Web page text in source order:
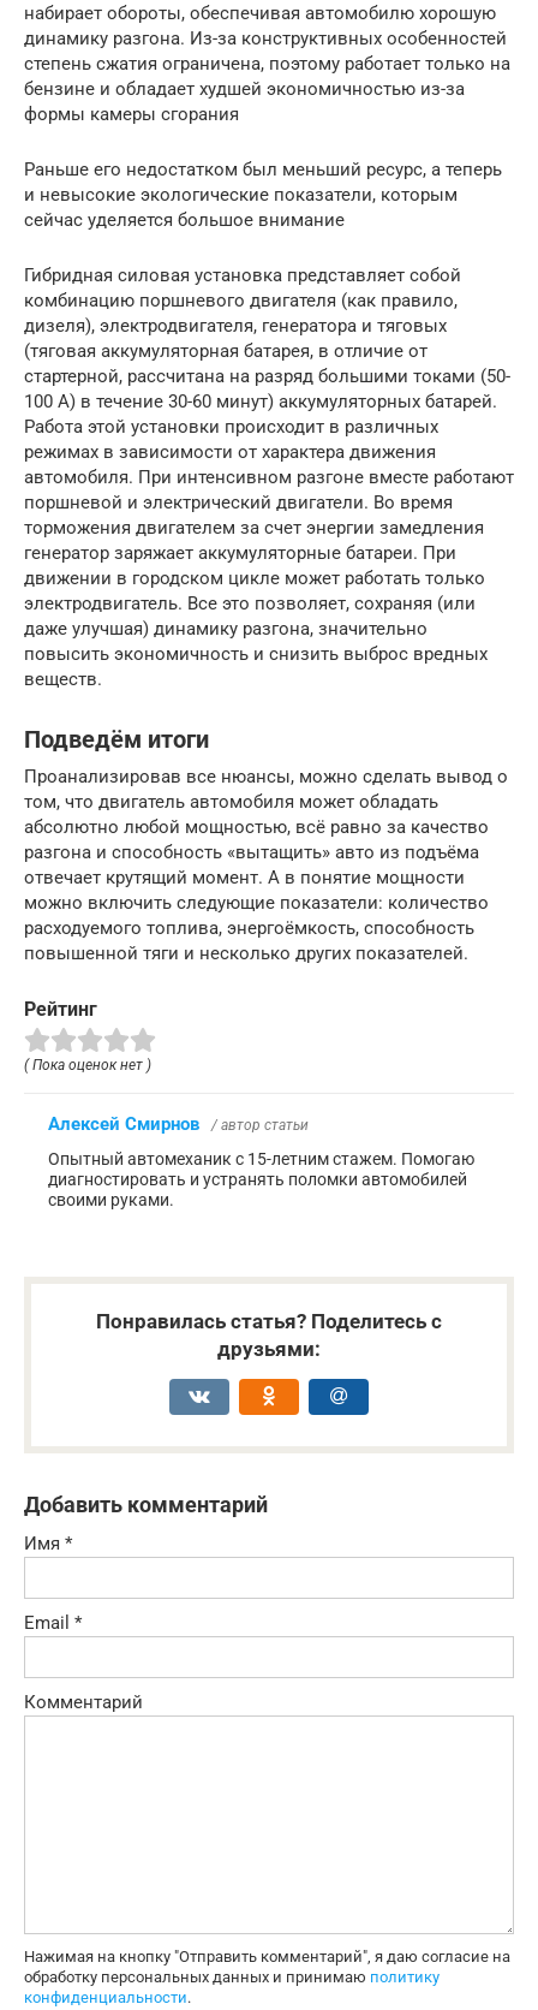
набирает обороты, обеспечивая автомобилю хорошую
динамику разгона. Из-за конструктивных особенностей
степень сжатия ограничена, поэтому работает только на
бензине и обладает худшей экономичностью из-за
формы камеры сгорания
Раньше его недостатком был меньший ресурс, а теперь
и невысокие экологические показатели, которым
сейчас уделяется большое внимание
Гибридная силовая установка представляет собой
комбинацию поршневого двигателя (как правило,
дизеля), электродвигателя, генератора и тяговых
(тяговая аккумуляторная батарея, в отличие от
стартерной, рассчитана на разряд большими токами (50-
100 А) в течение 30-60 минут) аккумуляторных батарей.
Работа этой установки происходит в различных
режимах в зависимости от характера движения
автомобиля. При интенсивном разгоне вместе работают
поршневой и электрический двигатели. Во время
торможения двигателем за счет энергии замедления
генератор заряжает аккумуляторные батареи. При
движении в городском цикле может работать только
электродвигатель. Все это позволяет, сохраняя (или
даже улучшая) динамику разгона, значительно
повысить экономичность и снизить выброс вредных
веществ.
Подведём итоги
Проанализировав все нюансы, можно сделать вывод о
том, что двигатель автомобиля может обладать
абсолютно любой мощностью, всё равно за качество
разгона и способность «вытащить» авто из подъёма
отвечает крутящий момент. А в понятие мощности
можно включить следующие показатели: количество
расходуемого топлива, энергоёмкость, способность
повышенной тяги и несколько других показателей.
Рейтинг
( Пока оценок нет )
Алексей Смирнов / автор статьи
Опытный автомеханик с 15-летним стажем. Помогаю
диагностировать и устранять поломки автомобилей
своими руками.
Понравилась статья? Поделитесь с
друзьями:
Добавить комментарий
Имя *
Email *
Комментарий
Нажимая на кнопку "Отправить комментарий", я даю согласие на
обработку персональных данных и принимаю политику
конфиденциальности.